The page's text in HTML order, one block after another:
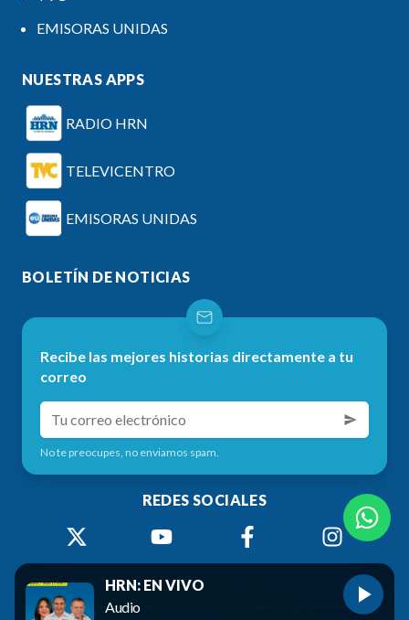
EMISORAS UNIDAS
NUESTRAS APPS
RADIO HRN
TELEVICENTRO
EMISORAS UNIDAS
BOLETÍN DE NOTICIAS
Recibe las mejores historias directamente a tu
correo
No te preocupes, no enviamos spam.
REDES SOCIALES
HRN: EN VIVO
Audio